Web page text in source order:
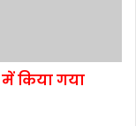
किया गया